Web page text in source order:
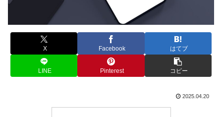
X Facebook はてブ
LINE Pinterest コピー
2025.04.20